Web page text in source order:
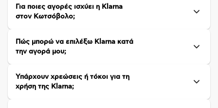
Για ποιες αγορές ισχύει η Klarna
στον Κωτσόβολο;
Πώς μπορώ να επιλέξω Klarna κατά
την αγορά μου;
Υπάρχουν χρεώσεις ή τόκοι για τη
χρήση της Klarna;